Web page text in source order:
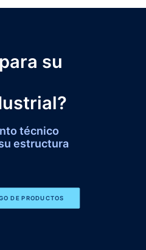
su
técnico
estructura
DE PRODUCTOS